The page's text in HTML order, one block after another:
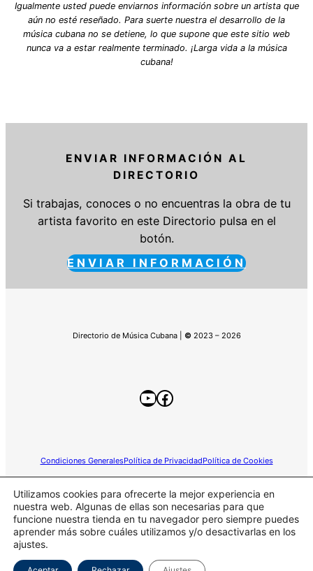
Igualmente usted puede enviarnos información sobre un artista que
aún no esté reseñado. Para suerte nuestra el desarrollo de la
música cubana no se detiene, lo que supone que este sitio web
nunca va a estar realmente terminado. ¡Larga vida a la música
cubana!
ENVIAR INFORMACIÓN AL
DIRECTORIO
Si trabajas, conoces o no encuentras la obra de tu
artista favorito en este Directorio pulsa en el
botón.
ENVIAR INFORMACIÓN
Directorio de Música Cubana | © 2023 – 2026
YouTube
Facebook
Condiciones GeneralesPolítica de PrivacidadPolítica de Cookies
Este sitio web participa en el programa de Afiliados de
Amazon.
Utilizamos cookies para ofrecerte la mejor experiencia en
nuestra web. Algunas de ellas son necesarias para que
funcione nuestra tienda en tu navegador pero siempre puedes
aprender más sobre cuáles utilizamos y/o desactivarlas en los
ajustes.